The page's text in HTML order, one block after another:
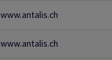
www.antalis.ch
www.antalis.ch